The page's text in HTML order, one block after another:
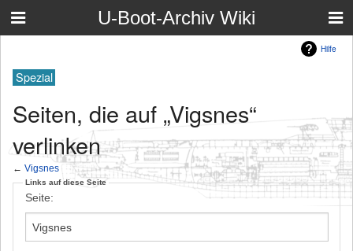
U-Boot-Archiv Wiki
Hilfe
Spezial
Seiten, die auf „Vigsnes“
verlinken
← Vigsnes
Links auf diese Seite
Seite: